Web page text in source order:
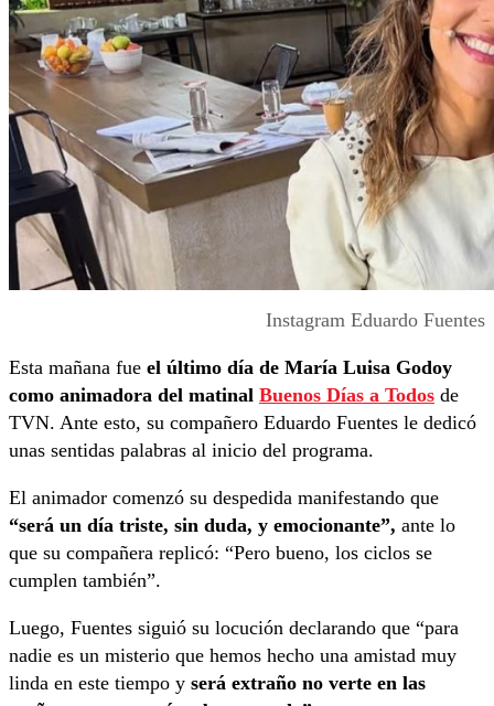
Instagram Eduardo Fuentes
Esta mañana fue el último día de María Luisa Godoy
como animadora del matinal Buenos Días a Todos de
TVN. Ante esto, su compañero Eduardo Fuentes le dedicó
unas sentidas palabras al inicio del programa.
El animador comenzó su despedida manifestando que
“será un día triste, sin duda, y emocionante”, ante lo
que su compañera replicó: “Pero bueno, los ciclos se
cumplen también”.
Luego, Fuentes siguió su locución declarando que “para
nadie es un misterio que hemos hecho una amistad muy
linda en este tiempo y será extraño no verte en las